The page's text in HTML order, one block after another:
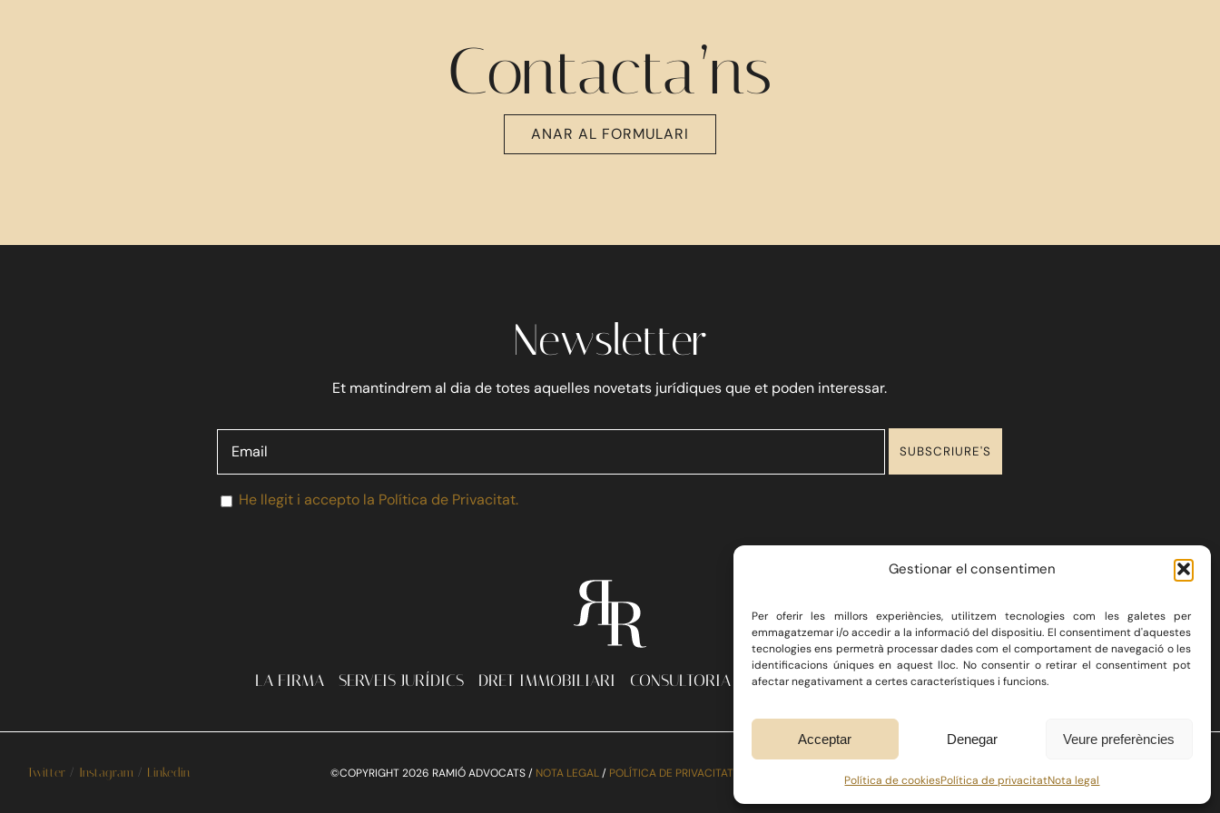
Gestionar el consentimen
Per oferir les millors experiències, utilitzem tecnologies com les galetes per
emmagatzemar i/o accedir a la informació del dispositiu. El consentiment d'aquestes
tecnologies ens permetrà processar dades com el comportament de navegació o les
identificacions úniques en aquest lloc. No consentir o retirar el consentiment pot
afectar negativament a certes característiques i funcions.
Acceptar Denegar Veure preferències
Política de cookiesPolítica de privacitatNota legal
Contacta’ns
ANAR AL FORMULARI
Newsletter
Et mantindrem al dia de totes aquelles novetats jurídiques que et poden interessar.
He llegit i accepto la Política de Privacitat.
LA FIRMA SERVEIS JURÍDICS DRET IMMOBILIARI CONSULTORIA ECONÒMICA BLOG CONTACTE
Twitter/ Instagram/ Linkedin ©COPYRIGHT 2026 RAMIÓ ADVOCATS / NOTA LEGAL/ POLÍTICA DE PRIVACITAT POLÍTICA DE COOKIES / DISSENYAT I DESENVOLUPAT PER FAST DIGITAL WS